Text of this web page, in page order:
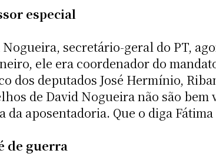
especial
Nogueira, secretário-geral do PT,
ele era coordenador do
dos deputados José Hermínio,
de David Nogueira não são
da aposentadoria. Que o diga
de guerra